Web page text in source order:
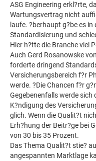
ASG Engineering erkl?rte,
Wartungsvertrag nicht
laufe. ?berhaupt g?be es
Standardisierung und
Hier h?tte die Branche viel
Auch Gerd Rosanowske
forderte dringend
Versicherungsbereich f?r
werde. ?Die Chancen f?r
Gegebenenfalls werde sich
K?ndigung des
glich. Wenn die Qualit?t
Erh?hung der Beitr?ge bei
von 30 bis 35 Prozent.
Das Thema Qualit?t stie?
angespannten Marktlage